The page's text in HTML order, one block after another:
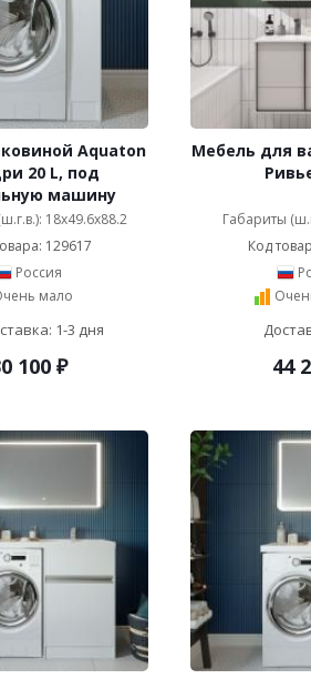
Aquaton
20 L, под
машину
18x49.6x88.2
129617
Россия
мало
1-3 дня
100₽
Мебель для
Габариты
Код
44